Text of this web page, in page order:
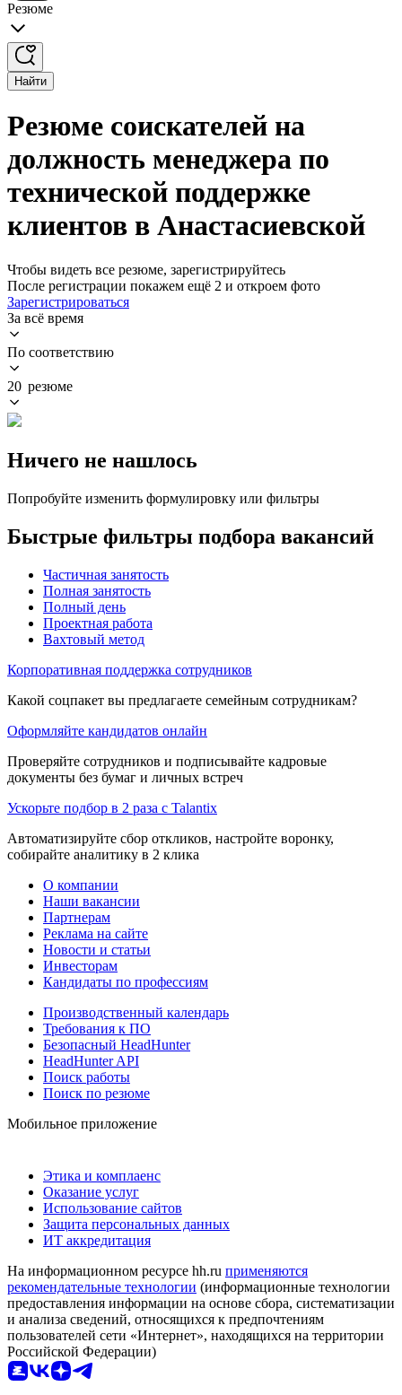
Резюме
Найти
Резюме соискателей на
должность менеджера по
технической поддержке
клиентов в Анастасиевской
Чтобы видеть все резюме, зарегистрируйтесь
После регистрации покажем ещё 2 и откроем фото
Зарегистрироваться
За всё время
По соответствию
20 резюме
Ничего не нашлось
Попробуйте изменить формулировку или фильтры
Быстрые фильтры подбора вакансий
Частичная занятость
Полная занятость
Полный день
Проектная работа
Вахтовый метод
Корпоративная поддержка сотрудников
Какой соцпакет вы предлагаете семейным сотрудникам?
Оформляйте кандидатов онлайн
Проверяйте сотрудников и подписывайте кадровые
документы без бумаг и личных встреч
Ускорьте подбор в 2 раза с Talantix
Автоматизируйте сбор откликов, настройте воронку,
собирайте аналитику в 2 клика
О компании
Наши вакансии
Партнерам
Реклама на сайте
Новости и статьи
Инвесторам
Кандидаты по профессиям
Производственный календарь
Требования к ПО
Безопасный HeadHunter
HeadHunter API
Поиск работы
Поиск по резюме
Мобильное приложение
Этика и комплаенс
Оказание услуг
Использование сайтов
Защита персональных данных
ИТ аккредитация
На информационном ресурсе hh.ru применяются
рекомендательные технологии (информационные технологии
предоставления информации на основе сбора, систематизации
и анализа сведений, относящихся к предпочтениям
пользователей сети «Интернет», находящихся на территории
Российской Федерации)